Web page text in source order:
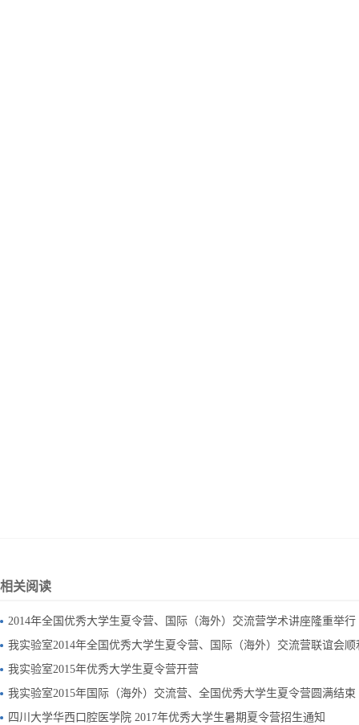
相关阅读
2014年全国优秀大学生夏令营、国际（海外）交流营学术讲座隆重举行
我实验室2014年全国优秀大学生夏令营、国际（海外）交流营联谊会顺
我实验室2015年优秀大学生夏令营开营
我实验室2015年国际（海外）交流营、全国优秀大学生夏令营圆满结束
四川大学华西口腔医学院 2017年优秀大学生暑期夏令营招生通知